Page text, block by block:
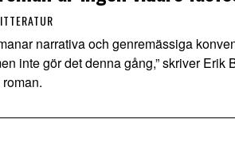
narrativa och genremässiga
inte gör det denna gång,” skriver Erik